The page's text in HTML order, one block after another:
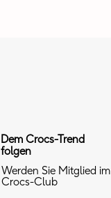
Dem Crocs-Trend
folgen
Werden Sie Mitglied im
Crocs-Club